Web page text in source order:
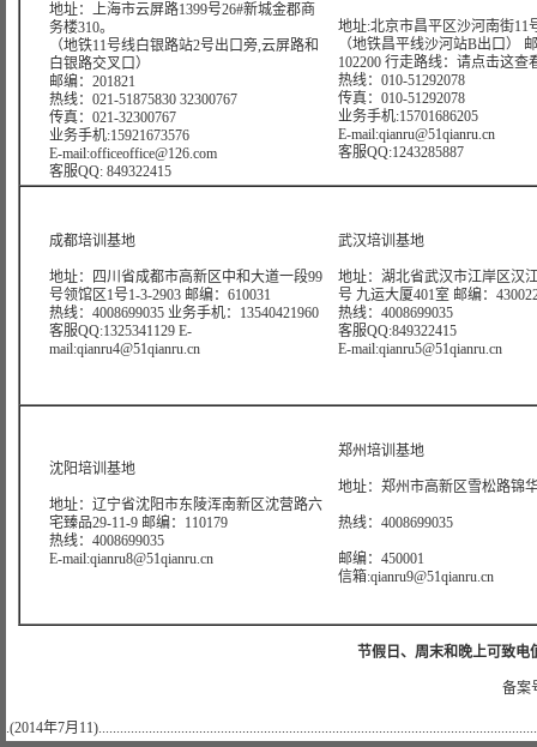
地址：上海市云屏路1399号26#新城金郡商
务楼310。
（地铁11号线白银路站2号出口旁,云屏路和
白银路交叉口）
邮编：201821
热线：021-51875830 32300767
传真：021-32300767
业务手机:15921673576
E-mail:officeoffice@126.com
客服QQ: 849322415
地址:北京市昌平区沙河南街11
（地铁昌平线沙河站B出口）
102200 行走路线： 请点击这查
热线：010-51292078
传真：010-51292078
业务手机:15701686205
E-mail:qianru@51qianru.cn
客服QQ:1243285887
成都培训基地
地址：四川省成都市高新区中和大道一段99
号领馆区1号1-3-2903 邮编：610031
热线：4008699035 业务手机：13540421960
客服QQ:1325341129 E-
mail:qianru4@51qianru.cn
武汉培训基地
地址：湖北省武汉市江岸区汉
号 九运大厦401室 邮编：
热线：4008699035
客服QQ:849322415
E-mail:qianru5@51qianru.cn
沈阳培训基地
地址：辽宁省沈阳市东陵浑南新区沈营路六
宅臻品29-11-9 邮编：110179
热线：4008699035
E-mail:qianru8@51qianru.cn
郑州培训基地
地址：郑州市高新区雪松路锦
热线：4008699035
邮编：450001
信箱:qianru9@51qianru.cn
节假日、周末和晚上可致电
备案
.(2014年7月